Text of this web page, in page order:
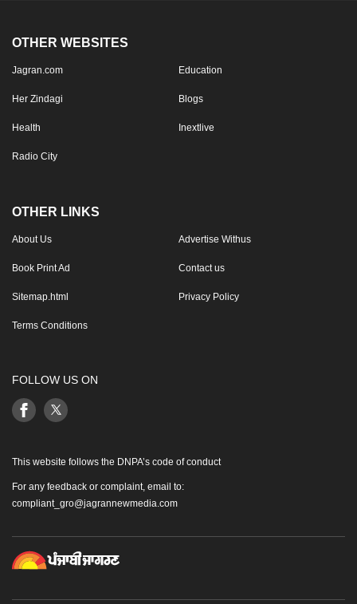
OTHER WEBSITES
Jagran.com Education
Her Zindagi Blogs
Health Inextlive
Radio City
OTHER LINKS
About Us Advertise Withus
Book Print Ad Contact us
Sitemap.html Privacy Policy
Terms Conditions
FOLLOW US ON
This website follows the DNPA’s code of conduct
For any feedback or complaint, email to:
compliant_gro@jagrannewmedia.com